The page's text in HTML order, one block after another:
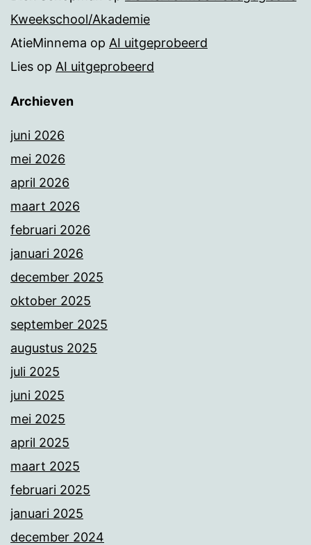
Kweekschool/Akademie
AtieMinnema op AI uitgeprobeerd
Lies op AI uitgeprobeerd
Archieven
juni 2026
mei 2026
april 2026
maart 2026
februari 2026
januari 2026
december 2025
oktober 2025
september 2025
augustus 2025
juli 2025
juni 2025
mei 2025
april 2025
maart 2025
februari 2025
januari 2025
december 2024